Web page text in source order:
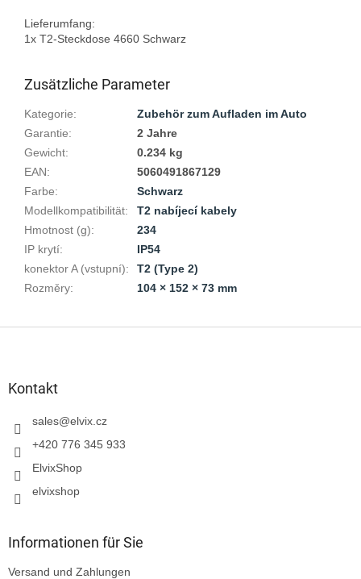
Lieferumfang:
Zusätzliche Parameter
Kategorie:
Zubehör zum Aufladen im Auto
Garantie:
2 Jahre
Gewicht:
0.234 kg
EAN:
5060491867129
Farbe:
Schwarz
Modellkompatibilität:
T2 nabíjecí kabely
Hmotnost (g):
234
IP krytí:
IP54
konektor A (vstupní):
T2 (Type 2)
Rozměry: 104 × 152 × 73 mm
Kontakt
sales@elvix.cz
+420 776 345 933
ElvixShop
elvixshop
Informationen für Sie
Versand und Zahlungen